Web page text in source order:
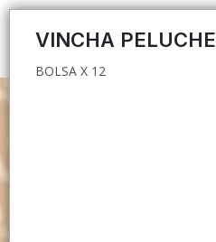
BOLSA X 12
VINCHA PELUCHE
BOLSA X 12